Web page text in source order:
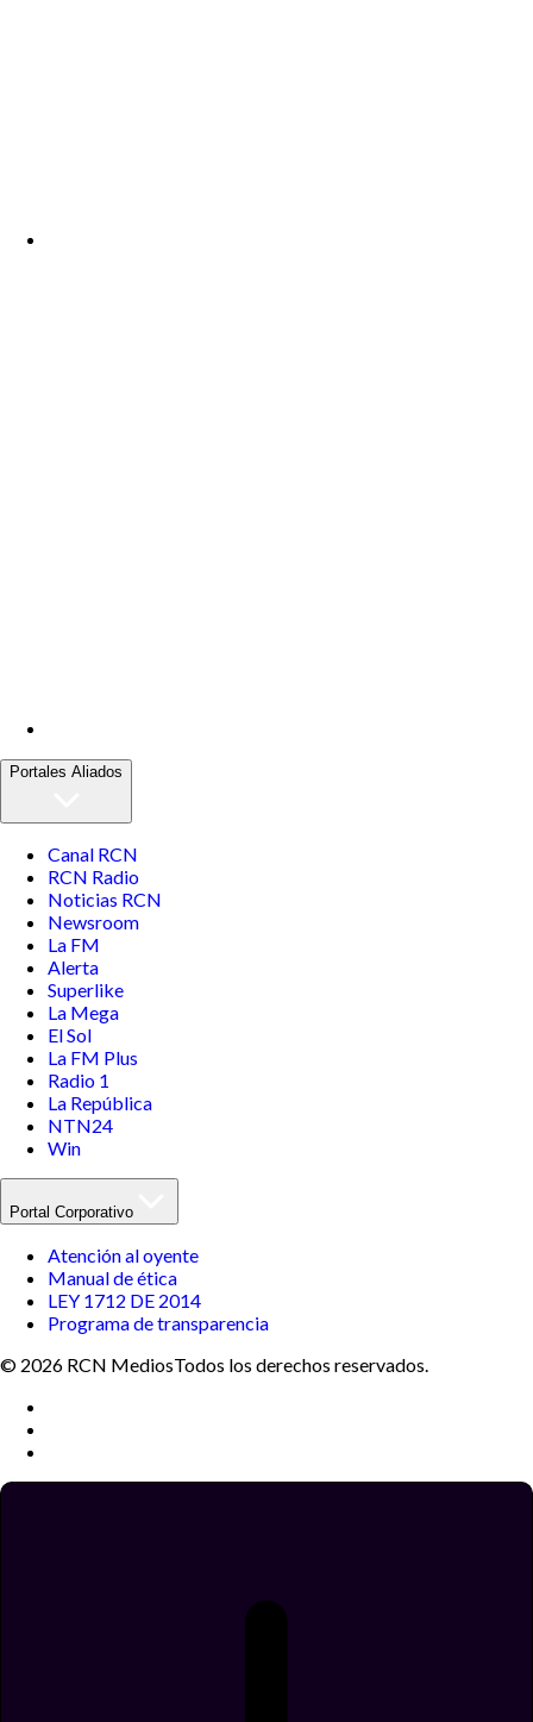
Portales Aliados
Canal RCN
RCN Radio
Noticias RCN
Newsroom
La FM
Alerta
Superlike
La Mega
El Sol
La FM Plus
Radio 1
La República
NTN24
Win
Portal Corporativo
Atención al oyente
Manual de ética
LEY 1712 DE 2014
Programa de transparencia
© 2026 RCN MediosTodos los derechos reservados.